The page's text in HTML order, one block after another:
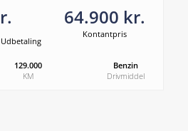
64.900 kr.
Kontantpris
129.000
KM
Benzin
Drivmiddel